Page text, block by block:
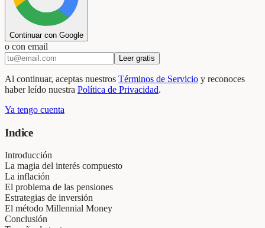
Continuar con Google
o con email
Leer gratis
Al continuar, aceptas nuestros Términos de Servicio y reconoces
haber leído nuestra Política de Privacidad.
Ya tengo cuenta
Indice
Introducción
La magia del interés compuesto
La inflación
El problema de las pensiones
Estrategias de inversión
El método Millennial Money
Conclusión